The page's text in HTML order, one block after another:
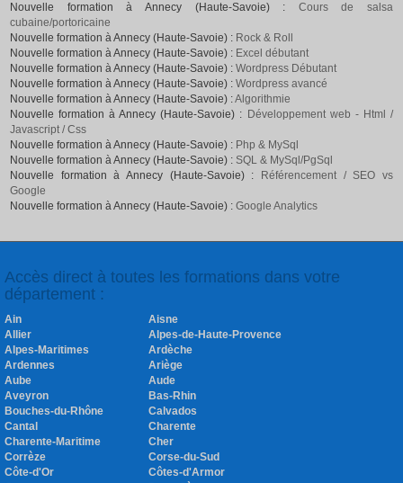
Nouvelle formation à Annecy (Haute-Savoie) : Cours de salsa
cubaine/portoricaine
Nouvelle formation à Annecy (Haute-Savoie) : Rock & Roll
Nouvelle formation à Annecy (Haute-Savoie) : Excel débutant
Nouvelle formation à Annecy (Haute-Savoie) :Wordpress Débutant
Nouvelle formation à Annecy (Haute-Savoie) :Wordpress avancé
Nouvelle formation à Annecy (Haute-Savoie) :Algorithmie
Nouvelle formation à Annecy (Haute-Savoie) : Développement web - Html /
Javascript / Css
Nouvelle formation à Annecy (Haute-Savoie) : Php & MySql
Nouvelle formation à Annecy (Haute-Savoie) : SQL & MySql/PgSql
Nouvelle formation à Annecy (Haute-Savoie) :
Référencement / SEO vs
Google
Nouvelle formation à Annecy (Haute-Savoie) :Google Analytics
Accès direct à toutes les formations dans votre
département :
Ain
Aisne
Allier
Alpes-de-Haute-Provence
Alpes-Maritimes
Ardèche
Ardennes
Ariège
Aube
Aude
Aveyron
Bas-Rhin
Bouches-du-Rhône
Calvados
Cantal
Charente
Charente-Maritime
Cher
Corrèze
Corse-du-Sud
Côte-d'Or
Côtes-d'Armor